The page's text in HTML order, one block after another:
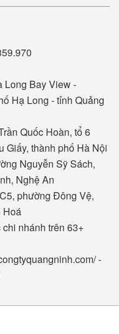
Long Bay View -
Hạ Long - tỉnh Quảng
Quốc Hoàn, tổ 6
Giấy, thành phố Hà Nội
Nguyễn Sỹ Sách,
Nghệ An
phường Đông Vệ,
Hoá
nhánh trên 63+
-